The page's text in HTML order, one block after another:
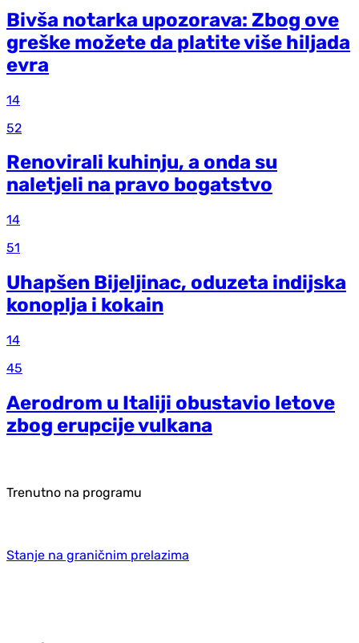
Bivša notarka upozorava: Zbog ove
greške možete da platite više hiljada
evra
14
52
Renovirali kuhinju, a onda su
naletjeli na pravo bogatstvo
14
51
Uhapšen Bijeljinac, oduzeta indijska
konoplja i kokain
14
45
Aerodrom u Italiji obustavio letove
zbog erupcije vulkana
Trenutno na programu
Stanje na graničnim prelazima